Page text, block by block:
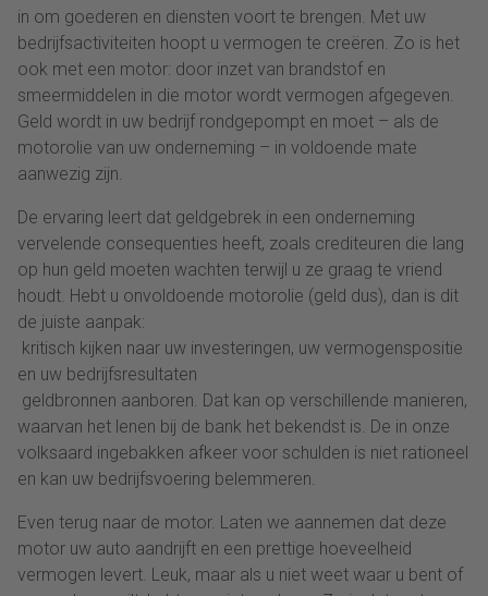
in om goederen en diensten voort te brengen. Met uw
bedrijfsactiviteiten hoopt u vermogen te creëren. Zo is het
ook met een motor: door inzet van brandstof en
smeermiddelen in die motor wordt vermogen afgegeven.
Geld wordt in uw bedrijf rondgepompt en moet – als de
motorolie van uw onderneming – in voldoende mate
aanwezig zijn.
De ervaring leert dat geldgebrek in een onderneming
vervelende consequenties heeft, zoals crediteuren die lang
op hun geld moeten wachten terwijl u ze graag te vriend
houdt. Hebt u onvoldoende motorolie (geld dus), dan is dit
de juiste aanpak:
 kritisch kijken naar uw investeringen, uw vermogenspositie
en uw bedrijfsresultaten
 geldbronnen aanboren. Dat kan op verschillende manieren,
waarvan het lenen bij de bank het bekendst is. De in onze
volksaard ingebakken afkeer voor schulden is niet rationeel
en kan uw bedrijfsvoering belemmeren.
Even terug naar de motor. Laten we aannemen dat deze
motor uw auto aandrijft en een prettige hoeveelheid
vermogen levert. Leuk, maar als u niet weet waar u bent of